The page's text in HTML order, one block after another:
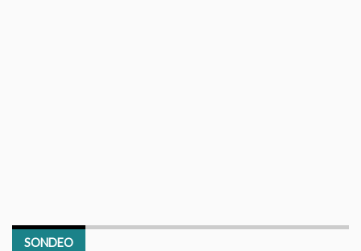
SONDEO